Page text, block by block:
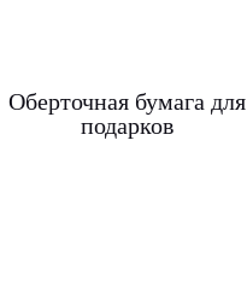
Оберточная бумага для
подарков